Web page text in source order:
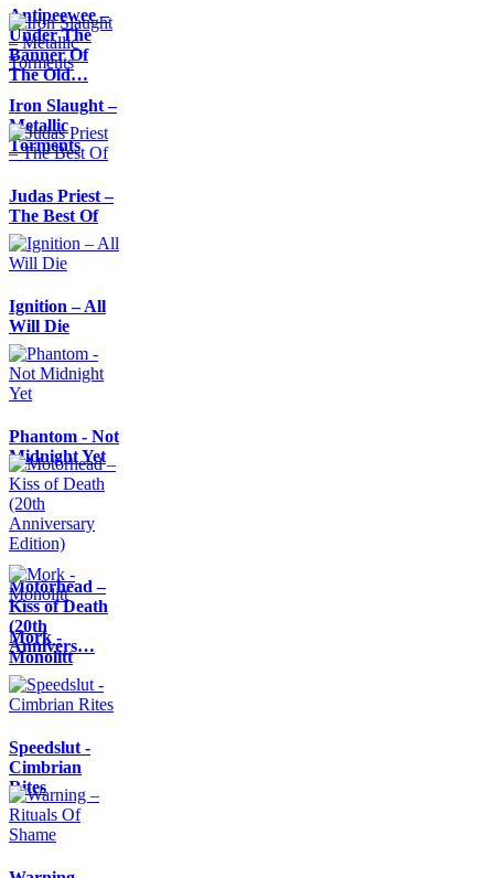
Antipeewee –
Under The
Banner Of
The Old…
Iron Slaught –
Metallic
Torments
Judas Priest –
The Best Of
Ignition – All
Will Die
Phantom - Not
Midnight Yet
Motörhead –
Kiss of Death
(20th
Annivers…
Mork -
Monolitt
Speedslut -
Cimbrian
Rites